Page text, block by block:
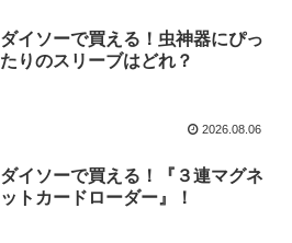
ダイソーで買える！虫神器にぴっ
たりのスリーブはどれ？
2026.08.06
ダイソーで買える！『３連マグネ
ットカードローダー』！